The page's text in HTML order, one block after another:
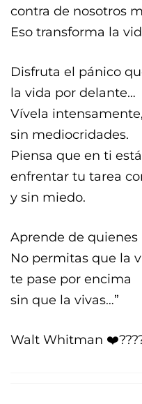
contra de nosotros
Eso transforma la
Disfruta el pánico
la vida por delante…
Vívela intensamente,
sin mediocridades.
Piensa que en ti
enfrentar tu tarea
y sin miedo.
Aprende de
No permitas que la
te pase por encima
sin que la vivas…”
Walt Whitman